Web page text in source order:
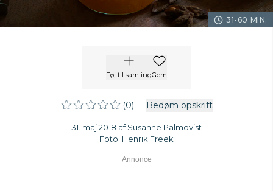
31-60 MIN.
Føj til samlingGem
(0) Bedøm opskrift
31. maj 2018 af Susanne Palmqvist
Foto: Henrik Freek